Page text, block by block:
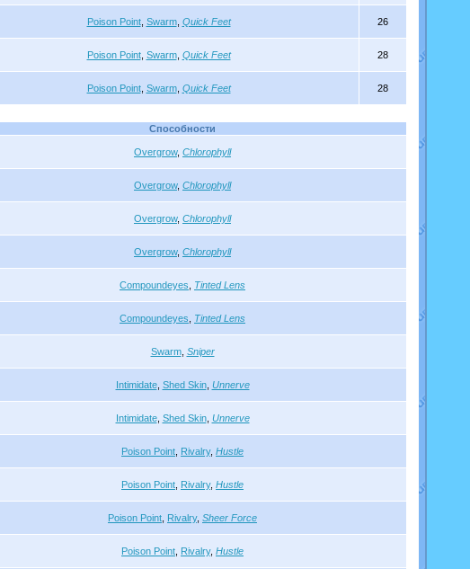
Poison Point, Swarm, Quick Feet 26
Poison Point, Swarm, Quick Feet 28
Poison Point, Swarm, Quick Feet 28
Способности
Overgrow, Chlorophyll
Overgrow, Chlorophyll
Overgrow, Chlorophyll
Overgrow, Chlorophyll
Compoundeyes Tinted Lens
Compoundeyes Tinted Lens
Swarm, Sniper
Intimidate, Shed Skin, Unnerve
Intimidate, Shed Skin, Unnerve
Poison Point Rivalry, Hustle
Poison Point Rivalry, Hustle
Poison Point Rivalry, Sheer Force
Poison Point Rivalry, Hustle